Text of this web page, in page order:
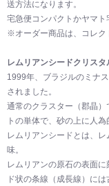
送方法になります。
宅急便コンパクトかヤマト
※オーダー商品は、コレク
レムリアンシードクリスタ
1999年、ブラジルのミナ
されました。
通常のクラスター（郡晶
トの単体で、砂の上に人
レムリアンシードとは、
味。
レムリアンの原石の表面
ド状の条線（成長線）に